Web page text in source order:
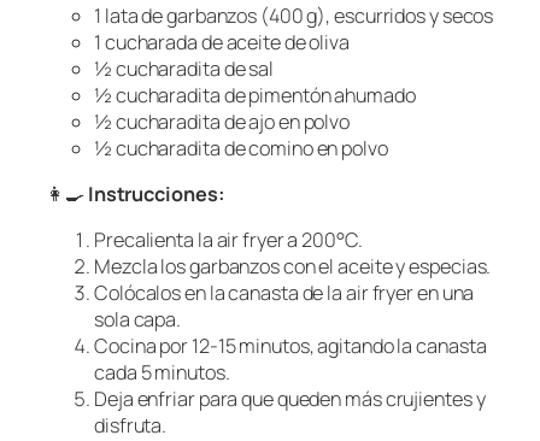
1 lata de garbanzos (400 g), escurridos y secos
1 cucharada de aceite de oliva
½ cucharadita de sal
½ cucharadita de pimentón ahumado
½ cucharadita de ajo en polvo
½ cucharadita de comino en polvo
👩‍🍳Instrucciones:
Precalienta la air fryer a 200°C.
Mezcla los garbanzos con el aceite y especias.
Colócalos en la canasta de la air fryer en una
sola capa.
Cocina por 12-15 minutos, agitando la canasta
cada 5 minutos.
Deja enfriar para que queden más crujientes y
disfruta.